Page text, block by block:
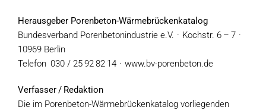
Herausgeber Porenbeton-Wärmebrückenkatalog
Bundesverband Porenbetonindustrie e.V. · Kochstr. 6 – 7 ·
10969 Berlin
Telefon 030 / 25 92 82 14 · www.bv-porenbeton.de
Verfasser / Redaktion
Die im Porenbeton-Wärmebrückenkatalog vorliegenden